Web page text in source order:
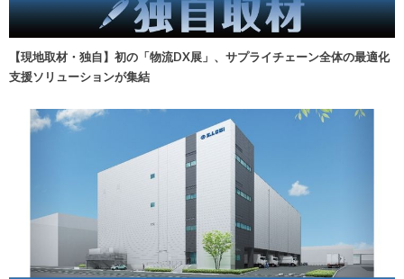
【現地取材・独自】初の「物流DX展」、サプライチェーン全体の最適化
支援ソリューションが集結